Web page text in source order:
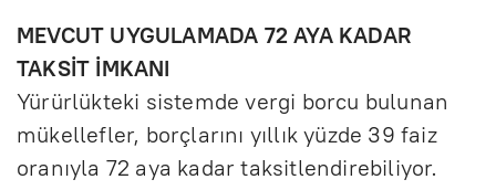
MEVCUT UYGULAMADA 72 AYA KADAR
TAKSİT İMKANI
Yürürlükteki sistemde vergi borcu bulunan
mükellefler, borçlarını yıllık yüzde 39 faiz
oranıyla 72 aya kadar taksitlendirebiliyor.